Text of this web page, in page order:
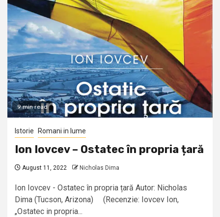
9 min read
Istorie Romani in lume
Ion Iovcev – Ostatec în propria țară
August 11, 2022 Nicholas Dima
Ion Iovcev - Ostatec în propria țară Autor: Nicholas
Dima (Tucson, Arizona) (Recenzie: Iovcev Ion,
„Ostatec in propria...